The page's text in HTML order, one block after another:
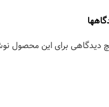
دیدگاهی برای این محصول